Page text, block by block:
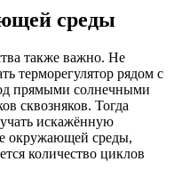
среды
также важно. Не
терморегулятор рядом с
прямыми солнечными
сквозняков. Тогда
искажённую
окружающей среды,
количество циклов